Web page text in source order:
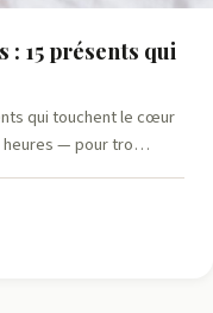
: 15 présents qui
qui touchent le cœur
heures — pour tro…